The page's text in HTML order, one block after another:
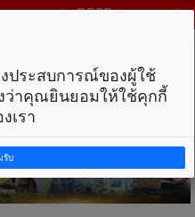
าคม พ.ศ. 2569
ประสบการณ์ของผู้ใช้
ว่าคุณยินยอมให้ใช้คุกกี้
เรา
รับ